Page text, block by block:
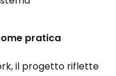
pratica
il progetto riflette